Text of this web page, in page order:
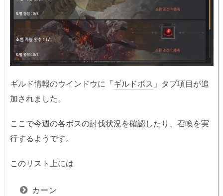
ギルド情報のウインドウに「ギルドボス 」タブ項目が追
加されました。
ここで今週の各ボスの討伐状況を確認したり、召喚を実
行するようです。
このリスト上には
カーン